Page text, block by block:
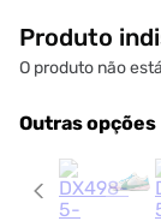
Produto
O produto não
Outras opções